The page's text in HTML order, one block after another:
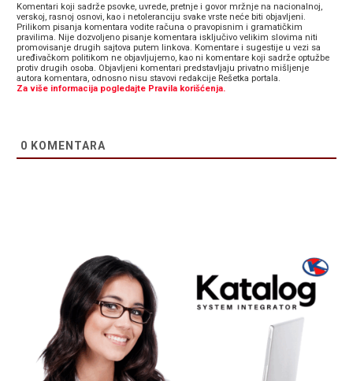
Komentari koji sadrže psovke, uvrede, pretnje i govor mržnje na nacionalnoj,
verskoj, rasnoj osnovi, kao i netoleranciju svake vrste neće biti objavljeni.
Prilikom pisanja komentara vodite računa o pravopisnim i gramatičkim
pravilima. Nije dozvoljeno pisanje komentara isključivo velikim slovima niti
promovisanje drugih sajtova putem linkova. Komentare i sugestije u vezi sa
uređivačkom politikom ne objavljujemo, kao ni komentare koji sadrže optužbe
protiv drugih osoba. Objavljeni komentari predstavljaju privatno mišljenje
autora komentara, odnosno nisu stavovi redakcije Rešetka portala.
Za više informacija pogledajte Pravila korišćenja.
0 KOMENTARA